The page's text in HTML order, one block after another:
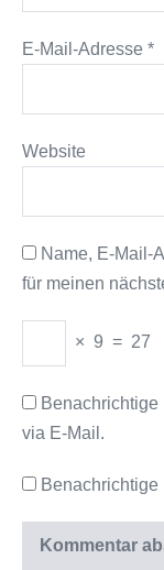
E-Mail-Adresse *
Website
Name, E-Mail-
für meinen
× 9 = 27
via E-Mail.